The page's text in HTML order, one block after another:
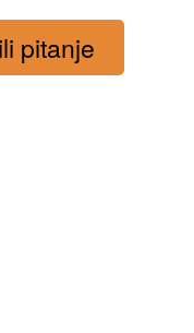
pitanje